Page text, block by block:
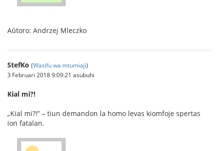
Aŭtoro: Andrzej Mleczko
StefKo (Wasifu wa mtumiaji)
3 Februari 2018 9:09:21 asubuhi
Kial mi?!
„Kial mi?!” – tiun demandon la homo levas kiomfoje spertas
ion fatalan.